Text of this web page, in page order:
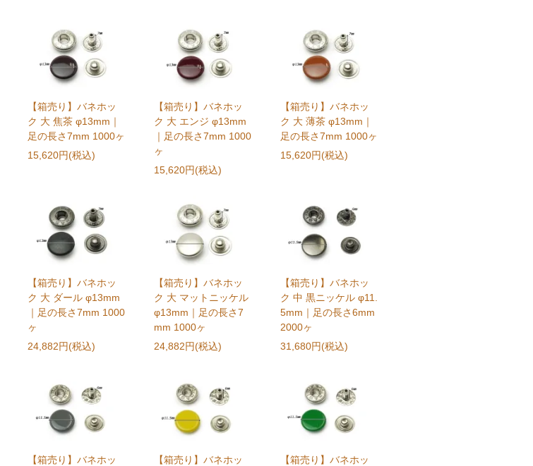
【箱売り】バネホッ
ク 大 焦茶 φ13mm｜
足の長さ7mm 1000ヶ
15,620円(税込)
【箱売り】バネホッ
ク 大 エンジ φ13mm
｜足の長さ7mm 1000
ヶ
15,620円(税込)
【箱売り】バネホッ
ク 大 薄茶 φ13mm｜
足の長さ7mm 1000ヶ
15,620円(税込)
【箱売り】バネホッ
ク 大 ダール φ13mm
｜足の長さ7mm 1000
ヶ
24,882円(税込)
【箱売り】バネホッ
ク 大 マットニッケル
φ13mm｜足の長さ7
mm 1000ヶ
24,882円(税込)
【箱売り】バネホッ
ク 中 黒ニッケル φ11.
5mm｜足の長さ6mm
2000ヶ
31,680円(税込)
【箱売り】バネホッ
【箱売り】バネホッ
【箱売り】バネホッ